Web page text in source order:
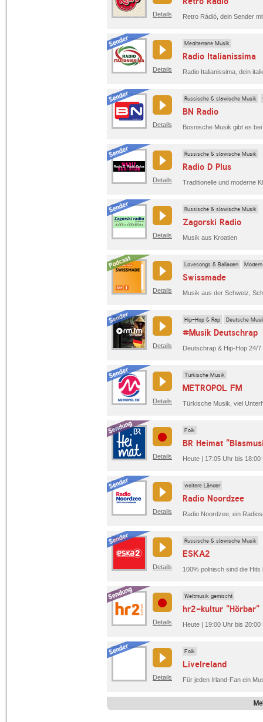
Details
Details
Mediterrane Musik
Radio Italianissima
Radio Italianissima, dein
Details
Russische & slawische Musik
BN Radio
Bosnische Musik gibt es
Details
Russische & slawische Musik
Radio D Plus
Traditionelle und moderne
Details
Russische & slawische Musik
Zagorski Radio
Musik aus Kroatien
Details
Lovesongs & Balladen
Swissmade
Details
Hip-Hop & Rap Deutsche
#Musik Deutschrap
Details
Türkische Musik
METROPOL FM
Details
Folk
BR Heimat
Heute | 17:05 Uhr bis 18:00
Details
weitere Länder
Radio Noordzee
Details
Russische & slawische Musik
ESKA2
Details
Weltmusik gemischt
hr2-kultur "Hörbar"
Heute | 19:00 Uhr bis
Details
Folk
LiveIreland